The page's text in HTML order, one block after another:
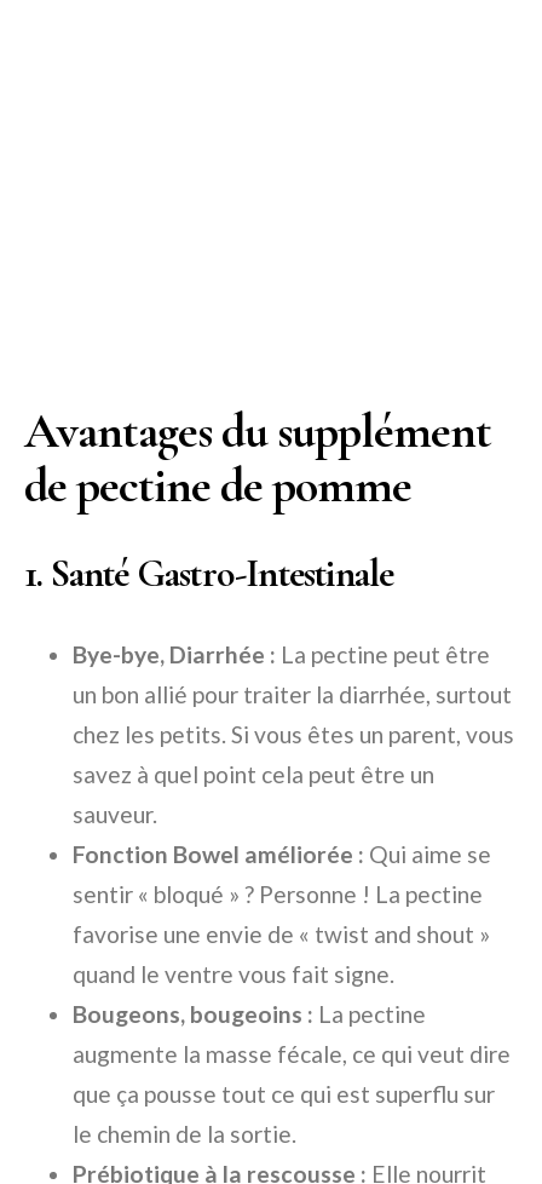
Avantages du supplément
de pectine de pomme
1. Santé Gastro-Intestinale
Bye-bye, Diarrhée : La pectine peut être
un bon allié pour traiter la diarrhée, surtout
chez les petits. Si vous êtes un parent, vous
savez à quel point cela peut être un
sauveur.
Fonction Bowel améliorée : Qui aime se
sentir « bloqué » ? Personne ! La pectine
favorise une envie de « twist and shout »
quand le ventre vous fait signe.
Bougeons, bougeoins : La pectine
augmente la masse fécale, ce qui veut dire
que ça pousse tout ce qui est superflu sur
le chemin de la sortie.
Prébiotique à la rescousse : Elle nourrit